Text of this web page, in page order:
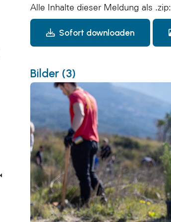
Alle Inhalte dieser Meldung als .zip:
Sofort downloaden
Bilder (3)